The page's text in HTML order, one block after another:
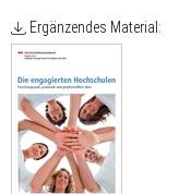
Ergänzendes Material: